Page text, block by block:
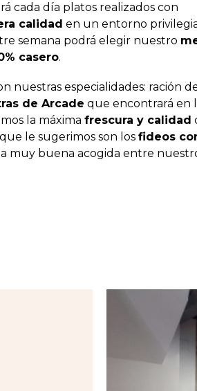
cada día platos realizados con
calidad en un entorno
semana podrá elegir nuestro
casero.
nuestras especialidades: ración
de Arcade que encontrará en
la máxima frescura y calidad
le sugerimos son los fideos
muy buena acogida entre